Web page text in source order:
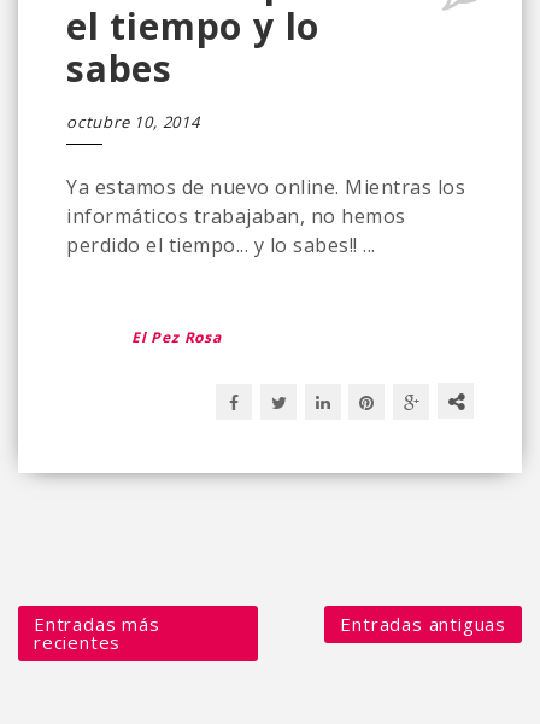
el tiempo y lo
sabes
octubre 10, 2014
Ya estamos de nuevo online. Mientras los
informáticos trabajaban, no hemos
perdido el tiempo... y lo sabes!! ...
El Pez Rosa
Entradas más
recientes
Entradas antiguas